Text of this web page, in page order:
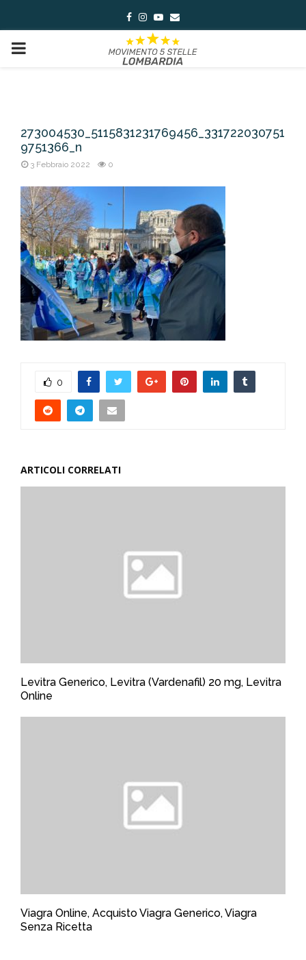
Facebook
Instagram
Youtube
Email
PRIMARY
273004530_5115831231769456_331722030751
9751366_n
3 Febbraio 2022 0
0
ARTICOLI CORRELATI
Levitra Generico, Levitra (Vardenafil) 20 mg, Levitra
Online
Viagra Online, Acquisto Viagra Generico, Viagra
Senza Ricetta